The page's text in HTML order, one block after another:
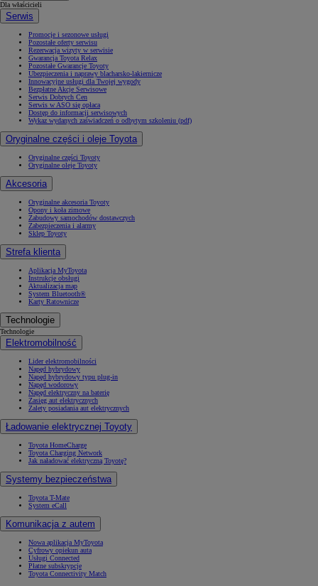
Dla właścicieli
Serwis
Promocje i sezonowe usługi
Pozostałe oferty serwisu
Rezerwacja wizyty w serwisie
Gwarancja Toyota Relax
Pozostałe Gwarancje Toyoty
Ubezpieczenia i naprawy blacharsko-lakiernicze
Innowacyjne usługi dla Twojej wygody
Bezpłatne Akcje Serwisowe
Serwis Dobrych Cen
Serwis w ASO się opłaca
Dostęp do informacji serwisowych
Wykaz wydanych zaświadczeń o odbytym szkoleniu (pdf)
Oryginalne części i oleje Toyota
Oryginalne części Toyoty
Oryginalne oleje Toyoty
Akcesoria
Oryginalne akcesoria Toyoty
Opony i koła zimowe
Zabudowy samochodów dostawczych
Zabezpieczenia i alarmy
Sklep Toyoty
Strefa klienta
Aplikacja MyToyota
Instrukcje obsługi
Aktualizacja map
System Bluetooth®
Karty Ratownicze
Technologie
Technologie
Elektromobilność
Lider elektromobilności
Napęd hybrydowy
Napęd hybrydowy typu plug-in
Napęd wodorowy
Napęd elektryczny na baterię
Zasięg aut elektrycznych
Zalety posiadania aut elektrycznych
Ładowanie elektrycznej Toyoty
Toyota HomeCharge
Toyota Charging Network
Jak naładować elektryczną Toyotę?
Systemy bezpieczeństwa
Toyota T-Mate
System eCall
Komunikacja z autem
Nowa aplikacja MyToyota
Cyfrowy opiekun auta
Usługi Connected
Płatne subskrypcje
Toyota Connectivity Match